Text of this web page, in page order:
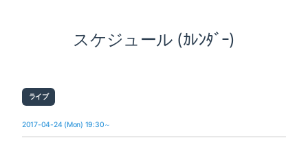
スケジュール (ｶﾚﾝﾀﾞｰ)
ライブ
2017-04-24 (Mon) 19:30～